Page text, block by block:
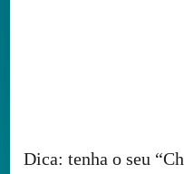
Dica: tenha o seu